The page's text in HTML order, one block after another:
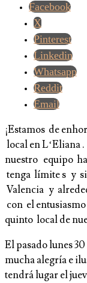
Facebook
X
Pinterest
Linkedin
Whatsapp
Reddit
Email
¡Estamos de
local en L‘Eliana
nuestro equipo
tenga límite s y
Valencia y
con el
quinto local de
El pasado lunes
mucha alegría e
tendrá lugar el